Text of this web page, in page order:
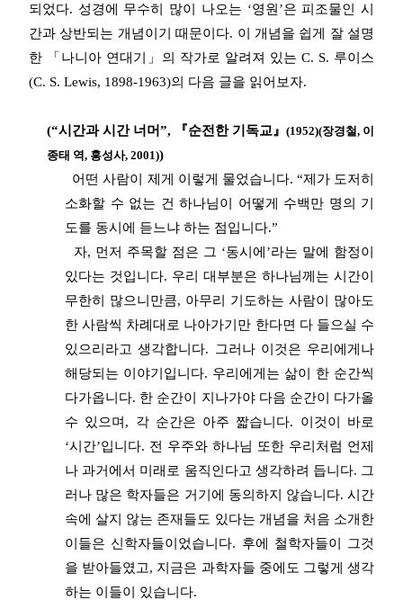
되었다. 성경에 무수히 많이 나오는 ‘영원’은 피조물인 시
간과 상반되는 개념이기 때문이다. 이 개념을 쉽게 잘 설명
한 「나니아 연대기」의 작가로 알려져 있는 C. S. 루이스
(C. S. Lewis, 1898-1963)의 다음 글을 읽어보자.
(“시간과 시간 너머”, 『순전한 기독교』 (1952)(장경철, 이
종태 역, 홍성사, 2001))
어떤 사람이 제게 이렇게 물었습니다. “제가 도저히
소화할 수 없는 건 하나님이 어떻게 수백만 명의 기
도를 동시에 듣느냐 하는 점입니다.”
자, 먼저 주목할 점은 그 ‘동시에’라는 말에 함정이
있다는 것입니다. 우리 대부분은 하나님께는 시간이
무한히 많으니만큼, 아무리 기도하는 사람이 많아도
한 사람씩 차례대로 나아가기만 한다면 다 들으실 수
있으리라고 생각합니다. 그러나 이것은 우리에게나
해당되는 이야기입니다. 우리에게는 삶이 한 순간씩
다가옵니다. 한 순간이 지나가야 다음 순간이 다가올
수 있으며, 각 순간은 아주 짧습니다. 이것이 바로
‘시간’입니다. 전 우주와 하나님 또한 우리처럼 언제
나 과거에서 미래로 움직인다고 생각하려 듭니다. 그
러나 많은 학자들은 거기에 동의하지 않습니다. 시간
속에 살지 않는 존재들도 있다는 개념을 처음 소개한
이들은 신학자들이었습니다. 후에 철학자들이 그것
을 받아들였고, 지금은 과학자들 중에도 그렇게 생각
하는 이들이 있습니다.